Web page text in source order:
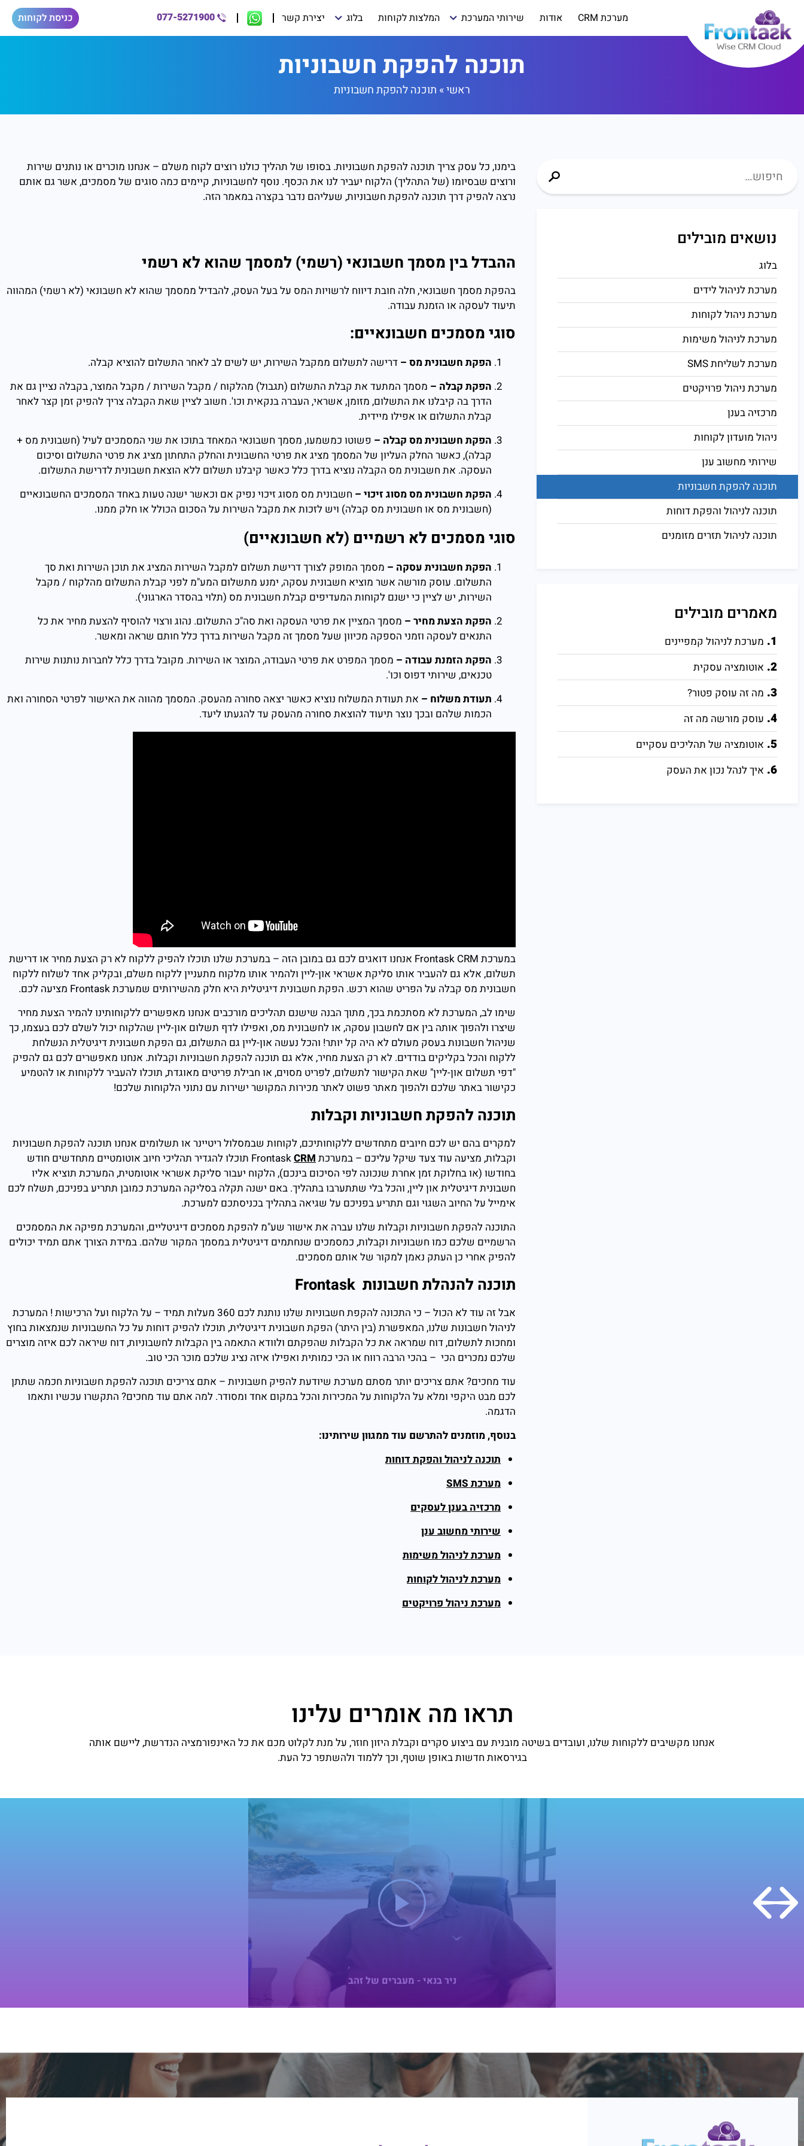
מערכת CRM אודות שירותי המערכת המלצות לקוחות בלוג יצירת קשר 077-5271900 כניסת לקוחות
תוכנה להפקת חשבוניות
ראשי» תוכנה להפקת חשבוניות
נושאים מובילים
בלוג
מערכת לניהול לידים
מערכת ניהול לקוחות
מערכת לניהול משימות
מערכת לשליחת SMS
מערכת ניהול פרויקטים
מרכזיה בענן
ניהול מועדון לקוחות
שירותי מחשוב ענן
תוכנה להפקת חשבוניות
תוכנה לניהול והפקת דוחות
תוכנה לניהול תזרים מזומנים
מאמרים מובילים
1. מערכת לניהול קמפיינים
2. אוטומציה עסקית
3. מה זה עוסק פטור?
4. עוסק מורשה מה זה
5. אוטומציה של תהליכים עסקיים
6. איך לנהל נכון את העסק
בימנו, כל עסק צריך תוכנה להפקת חשבוניות. בסופו של תהליך כולנו רוצים לקוח משלם – אנחנו מוכרים או נותנים שירות
ורוצים שבסיומו (של התהליך) הלקוח יעביר לנו את הכסף. נוסף לחשבוניות, קיימים כמה סוגים של מסמכים, אשר גם אותם
נרצה להפיק דרך תוכנה להפקת חשבוניות, שעליהם נדבר בקצרה במאמר הזה.
ההבדל בין מסמך חשבונאי (רשמי) למסמך שהוא לא רשמי
בהפקת מסמך חשבונאי, חלה חובת דיווח לרשויות המס על בעל העסק, להבדיל ממסמך שהוא לא חשבונאי (לא רשמי) המהווה
תיעוד לעסקה או הזמנת עבודה.
סוגי מסמכים חשבונאיים:
הפקת חשבונית מס – דרישה לתשלום ממקבל השירות, יש לשים לב לאחר התשלום להוציא קבלה.
הפקת קבלה – מסמך המתעד את קבלת התשלום (תגבול) מהלקוח / מקבל השירות / מקבל המוצר, בקבלה נציין גם את
הדרך בה קיבלנו את התשלום, מזומן, אשראי, העברה בנקאית וכו'. חשוב לציין שאת הקבלה צריך להפיק זמן קצר לאחר
קבלת התשלום או אפילו מיידית.
הפקת חשבונית מס קבלה – פשוטו כמשמעו, מסמך חשבונאי המאחד בתוכו את שני המסמכים לעיל (חשבונית מס +
קבלה), כאשר החלק העליון של המסמך מציג את פרטי החשבונית והחלק התחתון מציג את פרטי התשלום וסיכום
העסקה. את חשבונית מס הקבלה נוציא בדרך כלל כאשר קיבלנו תשלום ללא הוצאת חשבונית לדרישת התשלום.
הפקת חשבונית מס מסוג זיכוי – חשבונית מס מסוג זיכוי נפיק אם וכאשר ישנה טעות באחד המסמכים החשבונאיים
(חשבונית מס או חשבונית מס קבלה) ויש לזכות את מקבל השירות על הסכום הכולל או חלק ממנו.
סוגי מסמכים לא רשמיים (לא חשבונאיים)
הפקת חשבונית עסקה – מסמך המופק לצורך דרישת תשלום למקבל השירות המציג את תוכן השירות ואת סך
התשלום. עוסק מורשה אשר מוציא חשבונית עסקה, ימנע מתשלום המע"מ לפני קבלת התשלום מהלקוח / מקבל
השירות, יש לציין כי ישנם לקוחות המעדיפים קבלת חשבונית מס (תלוי בהסדר הארגוני).
הפקת הצעת מחיר – מסמך המציין את פרטי העסקה ואת סה"כ התשלום. נהוג ורצוי להוסיף להצעת מחיר את כל
התנאים לעסקה וזמני הספקה מכיוון שעל מסמך זה מקבל השירות בדרך כלל חותם שראה ומאשר.
הפקת הזמנת עבודה – מסמך המפרט את פרטי העבודה, המוצר או השירות. מקובל בדרך כלל לחברות נותנות שירות
טכנאים, שירותי דפוס וכו'.
תעודת משלוח – את תעודת המשלוח נוציא כאשר יצאה סחורה מהעסק. המסמך מהווה את האישור לפרטי הסחורה ואת
הכמות שלהם ובכך נוצר תיעוד להוצאת סחורה מהעסק עד להגעתו ליעד.
במערכת Frontask CRM אנחנו דואגים לכם גם במובן הזה – במערכת שלנו תוכלו להפיק ללקוח לא רק הצעת מחיר או דרישת
תשלום, אלא גם להעביר אותו סליקת אשראי און-ליין ולהמיר אותו מלקוח מתעניין ללקוח משלם, ובקליק אחד לשלוח ללקוח
חשבונית מס קבלה על הפריט שהוא רכש. הפקת חשבונית דיגיטלית היא חלק מהשירותים שמערכת Frontask מציעה לכם.
שימו לב, המערכת לא מסתכמת בכך, מתוך הבנה שישנם תהליכים מורכבים אנחנו מאפשרים ללקוחותינו להמיר הצעת מחיר
שיצרו ולהפוך אותה בין אם לחשבון עסקה, או לחשבונית מס, ואפילו לדף תשלום און-ליין שהלקוח יכול לשלם לכם בעצמו, כך
שניהול חשבונות בעסק מעולם לא היה קל יותר! והכל נעשה און-ליין גם התשלום, גם הפקת חשבונית דיגיטלית הנשלחת
ללקוח והכל בקליקים בודדים. לא רק הצעת מחיר, אלא גם תוכנה להפקת חשבוניות וקבלות. אנחנו מאפשרים לכם גם להפיק
"דפי תשלום און-ליין" שאת הקישור לתשלום, לפריט מסוים, או חבילת פריטים מאוגדת, תוכלו להעביר ללקוחות או להטמיע
כקישור באתר שלכם ולהפוך מאתר פשוט לאתר מכירות המקושר ישירות עם נתוני הלקוחות שלכם!
תוכנה להפקת חשבוניות וקבלות
למקרים בהם יש לכם חיובים מתחדשים ללקוחותיכם, לקוחות שבמסלול ריטיינר או תשלומים אנחנו תוכנה להפקת חשבוניות
וקבלות, מציעה עוד צעד שיקל עליכם – במערכת FrontaskCRM
תוכלו להגדיר תהליכי חיוב אוטומטיים מתחדשים חודש
בחודשו (או בחלוקת זמן אחרת שנכונה לפי הסיכום בינכם), הלקוח יעבור סליקת אשראי אוטומטית, המערכת תוציא אליו
חשבונית דיגיטלית און ליין, והכל בלי שתתערבו בתהליך. באם ישנה תקלה בסליקה המערכת כמובן תתריע בפניכם, תשלח לכם
אימייל על החיוב השגוי וגם תתריע בפניכם על שגיאה בתהליך בכניסתכם למערכת.
התוכנה להפקת חשבוניות וקבלות שלנו עברה את אישור שע"מ להפקת מסמכים דיגיטליים, והמערכת מפיקה את המסמכים
הרשמיים שלכם כמו חשבוניות וקבלות, כמסמכים שנחתמים דיגיטלית במסמך המקור שלהם. במידת הצורך אתם תמיד יכולים
להפיק אחרי כן העתק נאמן למקור של אותם מסמכים.
תוכנה להנהלת חשבונות Frontask
אבל זה עוד לא הכול – כי התכונה להקפת חשבוניות שלנו נותנת לכם 360 מעלות תמיד – על הלקוח ועל הרכישות ! המערכת
לניהול חשבונות שלנו, המאפשרת (בין היתר) הפקת חשבונית דיגיטלית, תוכלו להפיק דוחות על כל החשבוניות שנמצאות בחוץ
ומחכות לתשלום, דוח שמראה את כל הקבלות שהפקתם ולוודא התאמה בין הקבלות לחשבוניות, דוח שיראה לכם איזה מוצרים
שלכם נמכרים הכי – בהכי הרבה רווח או הכי כמותית ואפילו איזה נציג שלכם מוכר הכי טוב.
עוד מחכים? אתם צריכים יותר מסתם מערכת שיודעת להפיק חשבוניות – אתם צריכים תוכנה להפקת חשבוניות חכמה שתתן
לכם מבט היקפי ומלא על הלקוחות על המכירות והכל במקום אחד ומסודר. למה אתם עוד מחכים? התקשרו עכשיו ותאמו
הדגמה.
בנוסף, מוזמנים להתרשם עוד ממגוון שירותינו:
תוכנה לניהול והפקת דוחות
מערכת SMS
מרכזיה בענן לעסקים
שירותי מחשוב ענן
מערכת לניהול משימות
מערכת לניהול לקוחות
מערכת ניהול פרויקטים
תראו מה אומרים עלינו
אנחנו מקשיבים ללקוחות שלנו, ועובדים בשיטה מובנית עם ביצוע סקרים וקבלת היזון חוזר, על מנת לקלוט מכם את כל האינפורמציה הנדרשת, ליישם אותה
בגירסאות חדשות באופן שוטף, וכך ללמוד ולהשתפר כל העת.
ניר בנאי - מעברים של זהב